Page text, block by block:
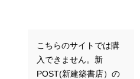
こちらのサイトでは購
入できません。新
POST(新建築書店）の